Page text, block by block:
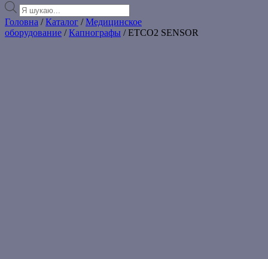
Products
search
Головна /Каталог /Медицинское
оборудование /Капнографы / ETCO2 SENSOR